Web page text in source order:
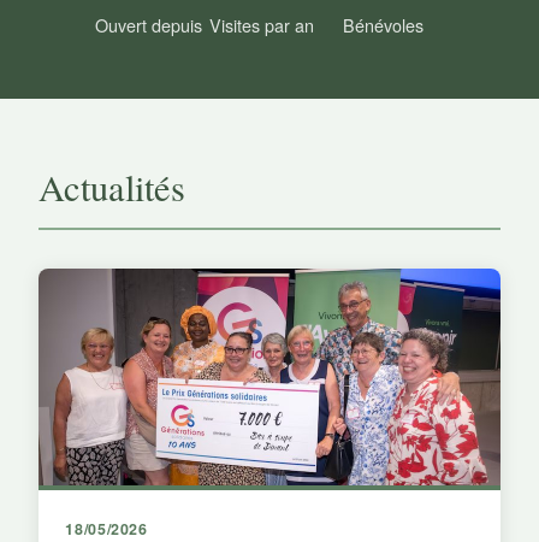
Ouvert depuis Visites par an Bénévoles
Actualités
18/05/2026